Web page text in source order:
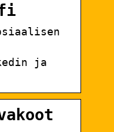
ja